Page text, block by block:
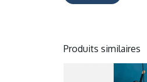
Produits similaires